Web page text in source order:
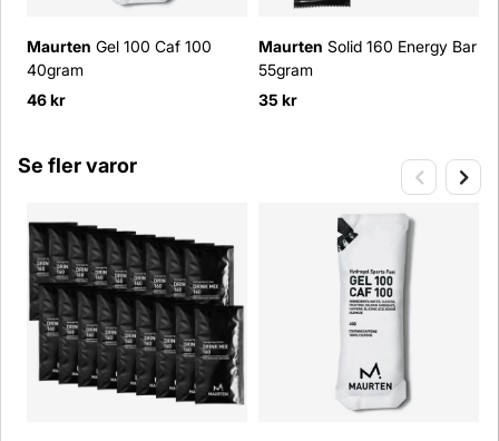
Maurten Gel 100 Caf 100
40gram
46 kr
Maurten Solid 160 Energy Bar
55gram
35 kr
Se fler varor